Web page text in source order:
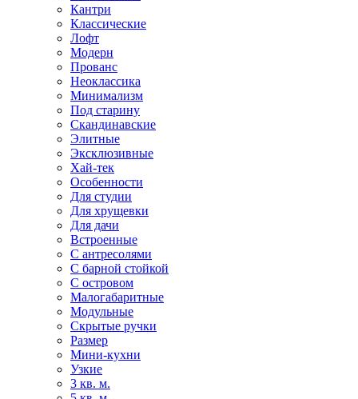
Кантри
Классические
Лофт
Модерн
Прованс
Неоклассика
Минимализм
Под старину
Скандинавские
Элитные
Эксклюзивные
Хай-тек
Особенности
Для студии
Для хрущевки
Для дачи
Встроенные
С антресолями
С барной стойкой
С островом
Малогабаритные
Модульные
Скрытые ручки
Размер
Мини-кухни
Узкие
3 кв. м.